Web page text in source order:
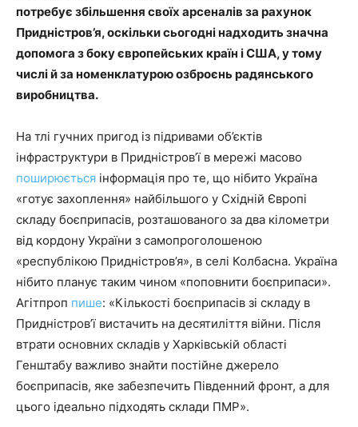
потребує збільшення своїх арсеналів за рахунок
Придністров’я, оскільки сьогодні надходить значна
допомога з боку європейських країн і США, у тому
числі й за номенклатурою озброєнь радянського
виробництва.
На тлі гучних пригод із підривами об’єктів
інфраструктури в Придністров’ї в мережі масово
поширюється інформація про те, що нібито Україна
«готує захоплення» найбільшого у Східній Європі
складу боєприпасів, розташованого за два кілометри
від кордону України з самопроголошеною
«республікою Придністров’я», в селі Колбасна. Україна
нібито планує таким чином «поповнити боєприпаси».
Агітпроп пише: «Кількості боєприпасів зі складу в
Придністров’ї вистачить на десятиліття війни. Після
втрати основних складів у Харківській області
Генштабу важливо знайти постійне джерело
боєприпасів, яке забезпечить Південний фронт, а для
цього ідеально підходять склади ПМР».